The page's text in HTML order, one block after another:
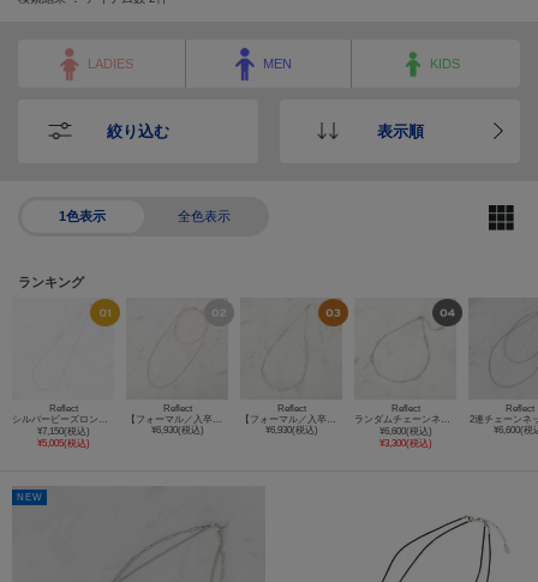
LADIES MEN KIDS
絞り込む 表示順
1色表示 全色表示
ランキング
Reflect
¥7,150(税込)
¥5,005(税込)
Reflect
¥6,930(税込)
Reflect
¥6,930(税込)
Reflect
¥6,600(税込)
¥3,300(税込)
Reflect
2連チェーンネ
¥6,600(税
NEW